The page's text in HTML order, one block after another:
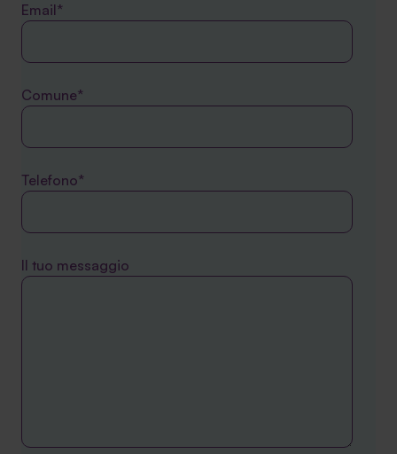
Email*
Comune*
Telefono*
Il tuo messaggio